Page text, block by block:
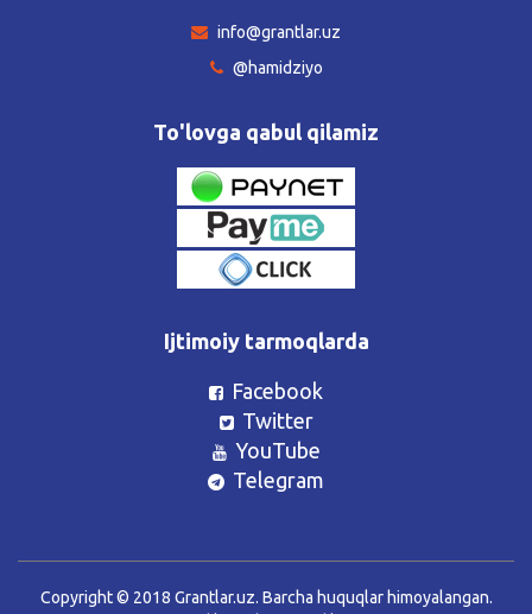
info@grantlar.uz
@hamidziyo
To'lovga qabul qilamiz
Ijtimoiy tarmoqlarda
Facebook
Twitter
YouTube
Telegram
Copyright © 2018 Grantlar.uz. Barcha huquqlar himoyalangan.